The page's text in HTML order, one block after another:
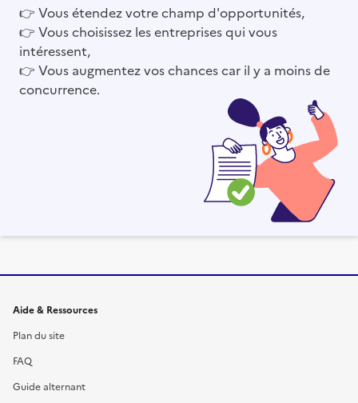
👉 Vous étendez votre champ d'opportunités,
👉 Vous choisissez les entreprises qui vous
intéressent,
👉 Vous augmentez vos chances car il y a moins de
concurrence.
Informations et liens du site
Aide & Ressources
Plan du site
FAQ
Guide alternant